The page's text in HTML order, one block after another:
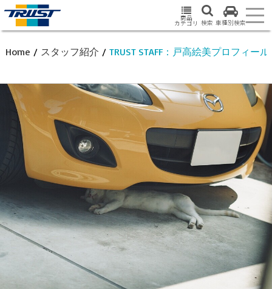
商品
カテゴリ 検索 車種別検索
Home / スタッフ紹介 / TRUST STAFF：戸高絵美プロフィール